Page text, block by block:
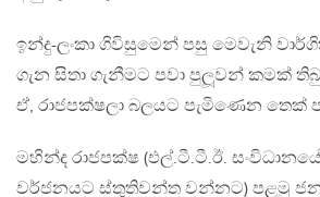
ඉන්දු-ලංකා ගිවිසුමෙන් පසු මෙවැනි
ගැන සිතා ගැනීමට පවා පුලූවන් කමක්
ඒ, රාජපක්ෂලා බලයට පැමිණෙන තෙක්
මහින්ද රාජපක්ෂ (එල්.ටී.ටී.ඊ.
වර්ජනයට ස්තුතිවන්ත වන්නට) පළමු